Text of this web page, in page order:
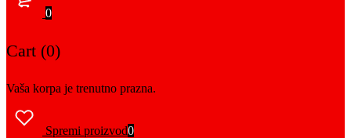
0
Cart (0)
Vaša korpa je trenutno prazna.
Spremi proizvod0